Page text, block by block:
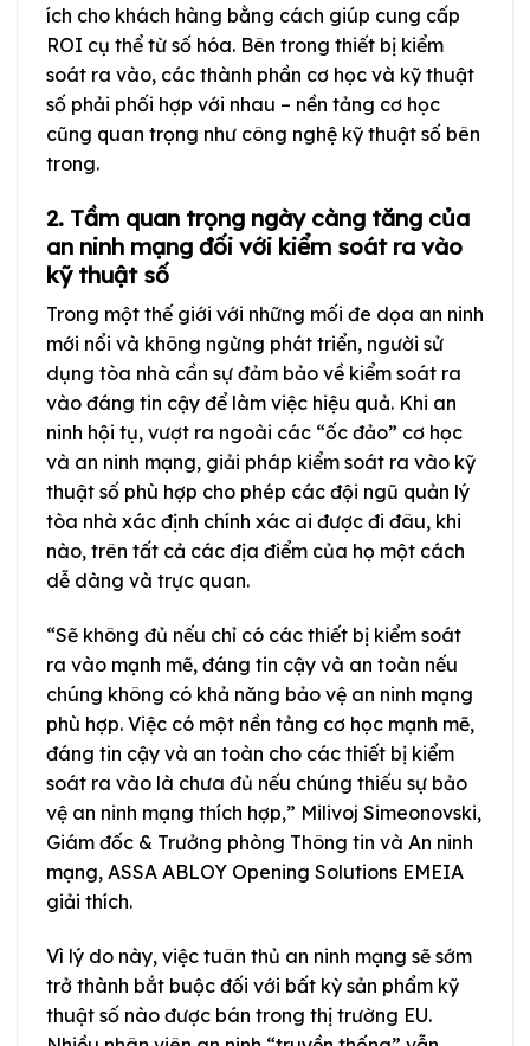
ích cho khách hàng bằng cách giúp cung cấp
ROI cụ thể từ số hóa. Bên trong thiết bị kiểm
soát ra vào, các thành phần cơ học và kỹ thuật
số phải phối hợp với nhau – nền tảng cơ học
cũng quan trọng như công nghệ kỹ thuật số bên
trong.
2. Tầm quan trọng ngày càng tăng của
an ninh mạng đối với kiểm soát ra vào
kỹ thuật số
Trong một thế giới với những mối đe dọa an ninh
mới nổi và không ngừng phát triển, người sử
dụng tòa nhà cần sự đảm bảo về kiểm soát ra
vào đáng tin cậy để làm việc hiệu quả. Khi an
ninh hội tụ, vượt ra ngoài các “ốc đảo” cơ học
và an ninh mạng, giải pháp kiểm soát ra vào kỹ
thuật số phù hợp cho phép các đội ngũ quản lý
tòa nhà xác định chính xác ai được đi đâu, khi
nào, trên tất cả các địa điểm của họ một cách
dễ dàng và trực quan.
“Sẽ không đủ nếu chỉ có các thiết bị kiểm soát
ra vào mạnh mẽ, đáng tin cậy và an toàn nếu
chúng không có khả năng bảo vệ an ninh mạng
phù hợp. Việc có một nền tảng cơ học mạnh mẽ,
đáng tin cậy và an toàn cho các thiết bị kiểm
soát ra vào là chưa đủ nếu chúng thiếu sự bảo
vệ an ninh mạng thích hợp,” Milivoj Simeonovski,
Giám đốc & Trưởng phòng Thông tin và An ninh
mạng, ASSA ABLOY Opening Solutions EMEIA
giải thích.
Vì lý do này, việc tuân thủ an ninh mạng sẽ sớm
trở thành bắt buộc đối với bất kỳ sản phẩm kỹ
thuật số nào được bán trong thị trường EU.